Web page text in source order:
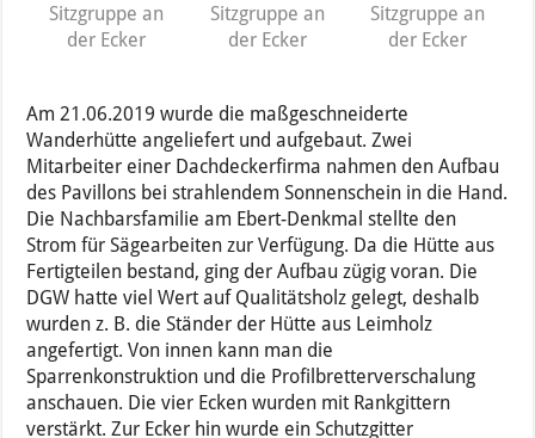
Sitzgruppe an
der Ecker
Sitzgruppe an
der Ecker
Sitzgruppe an
der Ecker
Am 21.06.2019 wurde die maßgeschneiderte
Wanderhütte angeliefert und aufgebaut. Zwei
Mitarbeiter einer Dachdeckerfirma nahmen den Aufbau
des Pavillons bei strahlendem Sonnenschein in die Hand.
Die Nachbarsfamilie am Ebert-Denkmal stellte den
Strom für Sägearbeiten zur Verfügung. Da die Hütte aus
Fertigteilen bestand, ging der Aufbau zügig voran. Die
DGW hatte viel Wert auf Qualitätsholz gelegt, deshalb
wurden z. B. die Ständer der Hütte aus Leimholz
angefertigt. Von innen kann man die
Sparrenkonstruktion und die Profilbretterverschalung
anschauen. Die vier Ecken wurden mit Rankgittern
verstärkt. Zur Ecker hin wurde ein Schutzgitter